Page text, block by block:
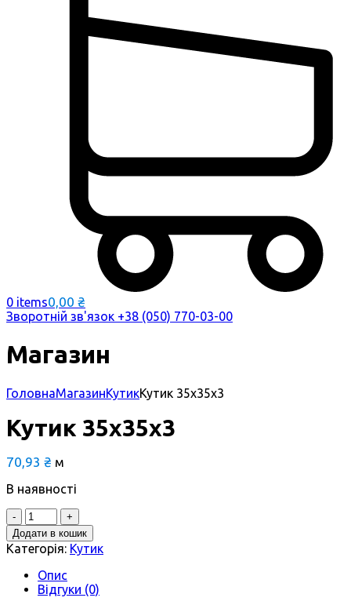
0 items0,00 ₴
Зворотній зв'язок +38 (050) 770-03-00
Магазин
ГоловнаМагазинКутикКутик 35х35х3
Кутик 35х35х3
70,93 ₴ м
В наявності
Quantity
Додати в кошик
Категорія: Кутик
Опис
Відгуки (0)